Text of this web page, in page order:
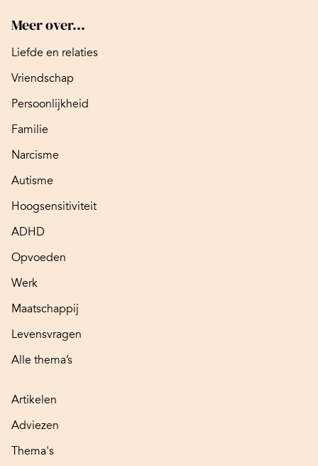
Meer over...
Liefde en relaties
Vriendschap
Persoonlijkheid
Familie
Narcisme
Autisme
Hoogsensitiviteit
ADHD
Opvoeden
Werk
Maatschappij
Levensvragen
Alle thema’s
Artikelen
Adviezen
Thema's